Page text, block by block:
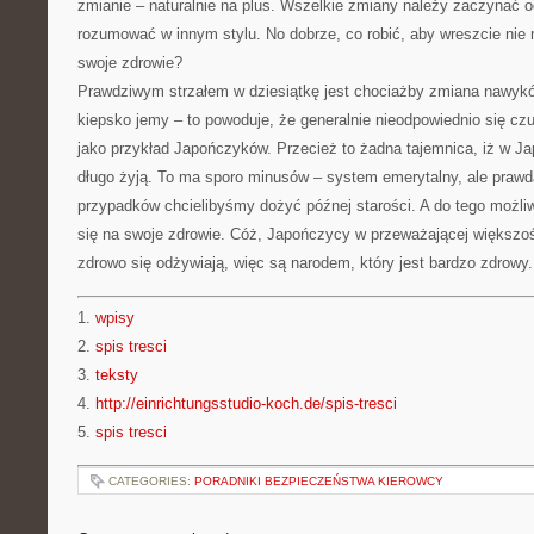
zmianie – naturalnie na plus. Wszelkie zmiany należy zaczynać
rozumować w innym stylu. No dobrze, co robić, aby wreszcie nie
swoje zdrowie?
Prawdziwym strzałem w dziesiątkę jest chociażby zmiana
kiepsko jemy – to powoduje, że generalnie nieodpowiednio się
jako przykład Japończyków. Przecież to żadna tajemnica, iż w
długo żyją. To ma sporo minusów – system emerytalny, ale
przypadków chcielibyśmy dożyć późnej starości. A do tego
się na swoje zdrowie. Cóż, Japończycy w przeważającej
zdrowo się odżywiają, więc są narodem, który jest bardzo zdrowy.
1. wpisy
2. spis tresci
3. teksty
4. http://einrichtungsstudio-koch.de/spis-tresci
5. spis tresci
CATEGORIES: PORADNIKI BEZPIECZEŃSTWA KIEROWCY